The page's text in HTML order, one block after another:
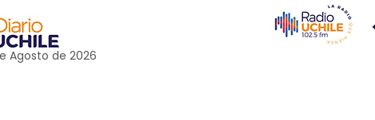
Agosto de 2026